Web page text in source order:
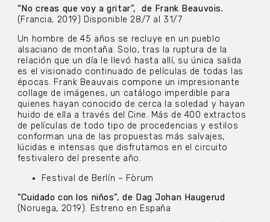
“No creas que voy a gritar”, de Frank Beauvois.
(Francia, 2019) Disponible 28/7 al 31/7
Un hombre de 45 años se recluye en un pueblo
alsaciano de montaña. Solo, tras la ruptura de la
relación que un día le llevó hasta allí, su única salida
es el visionado continuado de películas de todas las
épocas. Frank Beauvais compone un impresionante
collage de imágenes, un catálogo imperdible para
quienes hayan conocido de cerca la soledad y hayan
huido de ella a través del Cine. Más de 400 extractos
de películas de todo tipo de procedencias y estilos
conforman una de las propuestas más salvajes,
lúcidas e intensas que disfrutamos en el circuito
festivalero del presente año.
Festival de Berlín – Fòrum
“Cuidado con los niños”, de Dag Johan Haugerud
(Noruega, 2019). Estreno en España